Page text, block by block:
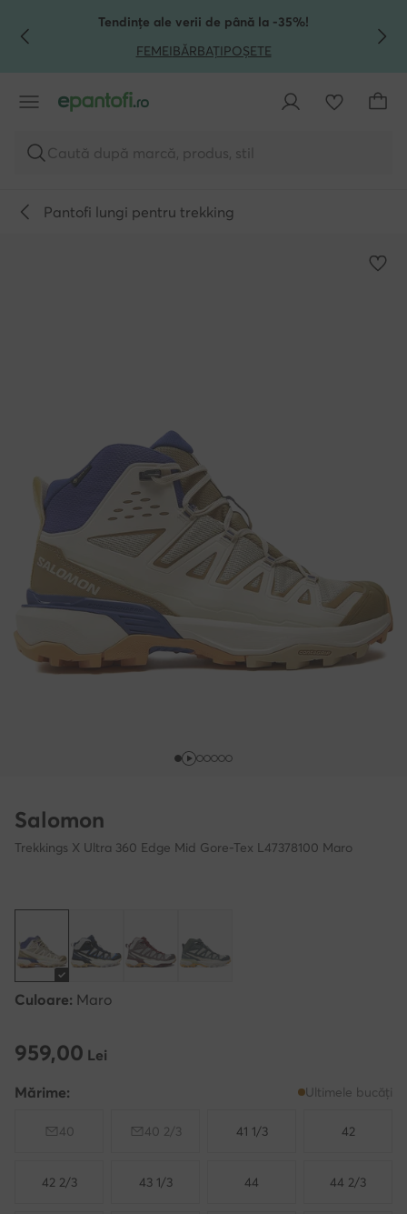
TRECI LA CONȚINUTUL PRINCIPAL
MERGI LA CĂUTARETendințe ale verii de până la -35%!
FEMEIBĂRBAȚIPOȘETE
Caută după marcă, produs, stil
Pantofi lungi pentru trekking
Salomon
Trekkings X Ultra 360 Edge Mid Gore-Tex L47378100 Maro
Culoare: Maro
959,00 Lei
959,00 Lei
Mărime: Ultimele bucăți
40 40 2/3 41 1/3 42
42 2/3 43 1/3 44 44 2/3